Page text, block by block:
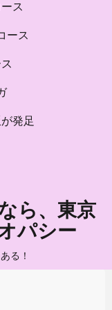
ス
ース
発足
ら、東京
パシー
る！